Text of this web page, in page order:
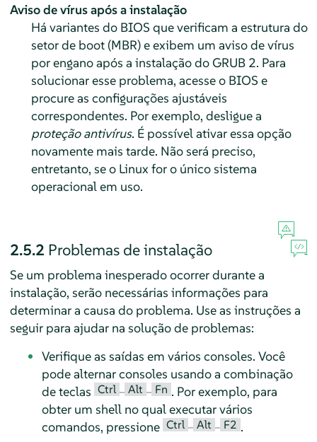
Aviso de vírus após a instalação
Há variantes do BIOS que verificam a estrutura do
setor de boot (MBR) e exibem um aviso de vírus
por engano após a instalação do GRUB 2. Para
solucionar esse problema, acesse o BIOS e
procure as configurações ajustáveis
correspondentes. Por exemplo, desligue a
proteção antivírus. É possível ativar essa opção
novamente mais tarde. Não será preciso,
entretanto, se o Linux for o único sistema
operacional em uso.
2.5.2 Problemas de instalação
Se um problema inesperado ocorrer durante a
instalação, serão necessárias informações para
determinar a causa do problema. Use as instruções a
seguir para ajudar na solução de problemas:
Verifique as saídas em vários consoles. Você
pode alternar consoles usando a combinação
de teclas Ctrl – Alt – Fn . Por exemplo, para
obter um shell no qual executar vários
comandos, pressione Ctrl – Alt – F2 .